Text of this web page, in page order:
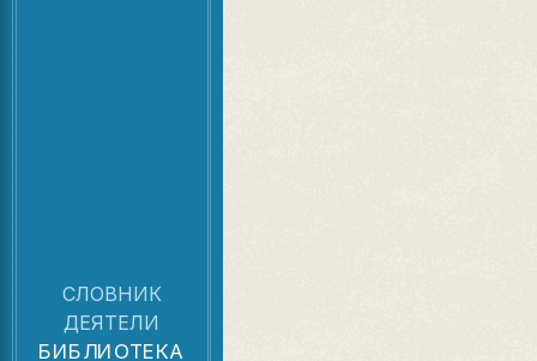
СЛОВНИК
ДЕЯТЕЛИ
БИБЛИОТЕКА